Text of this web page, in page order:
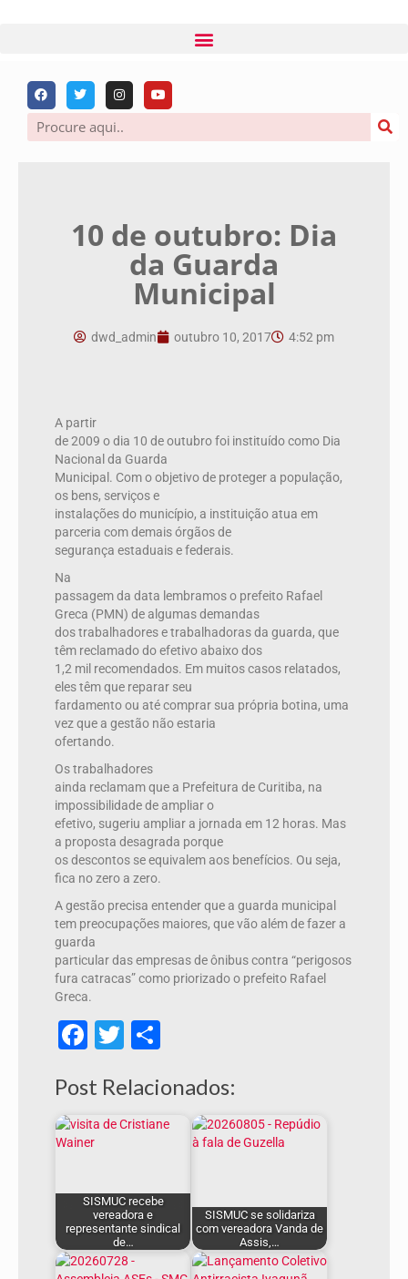
10 de outubro: Dia
da Guarda
Municipal
dwd_admin outubro 10, 2017 4:52 pm
A partir
de 2009 o dia 10 de outubro foi instituído como Dia
Nacional da Guarda
Municipal. Com o objetivo de proteger a população,
os bens, serviços e
instalações do município, a instituição atua em
parceria com demais órgãos de
segurança estaduais e federais.
Na
passagem da data lembramos o prefeito Rafael
Greca (PMN) de algumas demandas
dos trabalhadores e trabalhadoras da guarda, que
têm reclamado do efetivo abaixo dos
1,2 mil recomendados. Em muitos casos relatados,
eles têm que reparar seu
fardamento ou até comprar sua própria botina, uma
vez que a gestão não estaria
ofertando.
Os trabalhadores
ainda reclamam que a Prefeitura de Curitiba, na
impossibilidade de ampliar o
efetivo, sugeriu ampliar a jornada em 12 horas. Mas
a proposta desagrada porque
os descontos se equivalem aos benefícios. Ou seja,
fica no zero a zero.
A gestão precisa entender que a guarda municipal
tem preocupações maiores, que vão além de fazer a
guarda
particular das empresas de ônibus contra “perigosos
fura catracas” como priorizado o prefeito Rafael
Greca.
Facebook
Twitter
Post Relacionados:
SISMUC recebe
vereadora e
representante sindical
de…
SISMUC se solidariza
com vereadora Vanda de
Assis,…